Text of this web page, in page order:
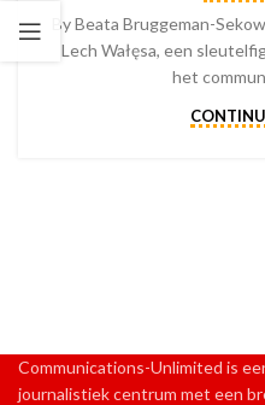
By Beata Bruggeman-
Lech Wałęsa, een
het
Communications-Unlimited is
journalistiek centrum met een